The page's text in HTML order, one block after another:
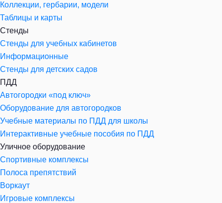
Коллекции, гербарии, модели
Таблицы и карты
Стенды
Стенды для учебных кабинетов
Информационные
Стенды для детских садов
ПДД
Автогородки «под ключ»
Оборудование для автогородков
Учебные материалы по ПДД для школы
Интерактивные учебные пособия по ПДД
Уличное оборудование
Спортивные комплексы
Полоса препятствий
Воркаут
Игровые комплексы